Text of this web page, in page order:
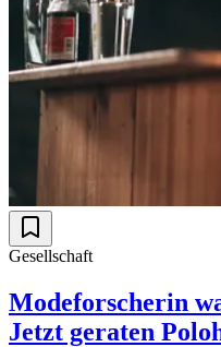
Gesellschaft
Modeforscherin
Jetzt geraten